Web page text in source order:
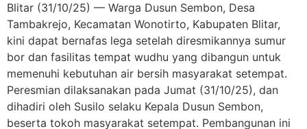
Blitar (31/10/25) — Warga Dusun Sembon, Desa
Tambakrejo, Kecamatan Wonotirto, Kabupaten Blitar,
kini dapat bernafas lega setelah diresmikannya sumur
bor dan fasilitas tempat wudhu yang dibangun untuk
memenuhi kebutuhan air bersih masyarakat setempat.
Peresmian dilaksanakan pada Jumat (31/10/25), dan
dihadiri oleh Susilo selaku Kepala Dusun Sembon,
beserta tokoh masyarakat setempat. Pembangunan ini